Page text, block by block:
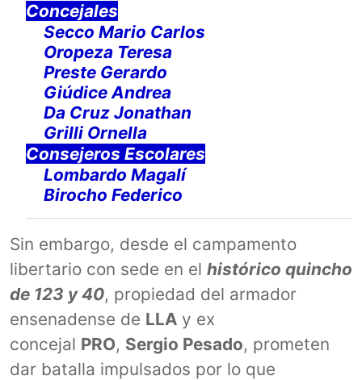
Concejales
Secco Mario Carlos
Oropeza Teresa
Preste Gerardo
Giúdice Andrea
Da Cruz Jonathan
Grilli Ornella
Consejeros Escolares
Lombardo Magalí
Birocho Federico
Sin embargo, desde el campamento
libertario con sede en el histórico quincho
de 123 y 40, propiedad del armador
ensenadense de LLA y ex
concejal PRO, Sergio Pesado, prometen
dar batalla impulsados por lo que